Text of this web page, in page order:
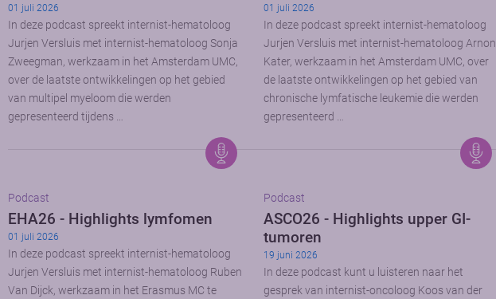
01 juli 2026
In deze podcast spreekt internist-hematoloog
Jurjen Versluis met internist-hematoloog Sonja
Zweegman, werkzaam in het Amsterdam UMC,
over de laatste ontwikkelingen op het gebied
van multipel myeloom die werden
gepresenteerd tijdens …
01 juli 2026
In deze podcast spreekt internist-hematoloog
Jurjen Versluis met internist-hematoloog Arnon
Kater, werkzaam in het Amsterdam UMC, over
de laatste ontwikkelingen op het gebied van
chronische lymfatische leukemie die werden
gepresenteerd …
Podcast
EHA26 - Highlights lymfomen
01 juli 2026
In deze podcast spreekt internist-hematoloog
Jurjen Versluis met internist-hematoloog Ruben
Van Dijck, werkzaam in het Erasmus MC te
Podcast
ASCO26 - Highlights upper GI-
tumoren
19 juni 2026
In deze podcast kunt u luisteren naar het
gesprek van internist-oncoloog Koos van der